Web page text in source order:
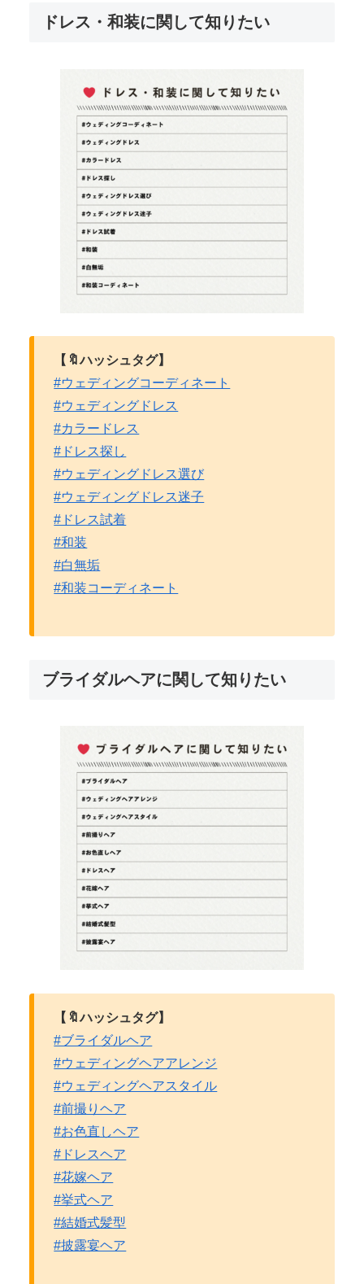
ドレス・和装に関して知りたい
【🔖ハッシュタグ】
#ウェディングコーディネート
#ウェディングドレス
#カラードレス
#ドレス探し
#ウェディングドレス選び
#ウェディングドレス迷子
#ドレス試着
#和装
#白無垢
#和装コーディネート
ブライダルヘアに関して知りたい
【🔖ハッシュタグ】
#ブライダルヘア
#ウェディングヘアアレンジ
#ウェディングヘアスタイル
#前撮りヘア
#お色直しヘア
#ドレスヘア
#花嫁ヘア
#挙式ヘア
#結婚式髪型
#披露宴ヘア